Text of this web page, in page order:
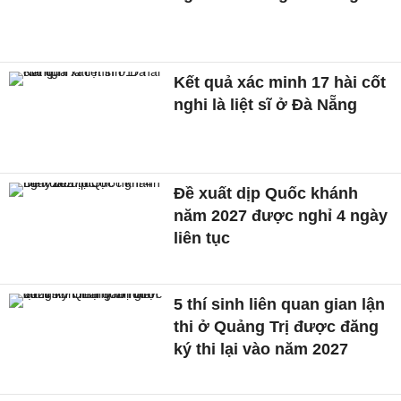
Kết quả xác minh 17 hài cốt
nghi là liệt sĩ ở Đà Nẵng
Đề xuất dịp Quốc khánh
năm 2027 được nghỉ 4 ngày
liên tục
5 thí sinh liên quan gian lận
thi ở Quảng Trị được đăng
ký thi lại vào năm 2027